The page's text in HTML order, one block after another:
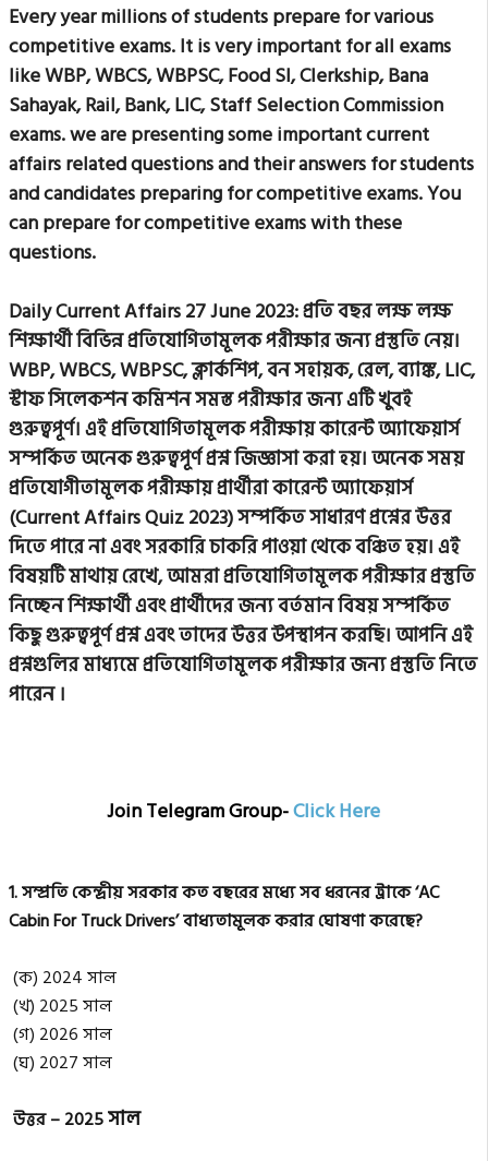
Every year millions of students prepare for various
competitive exams. It is very important for all exams
like WBP, WBCS, WBPSC, Food SI, Clerkship, Bana
Sahayak, Rail, Bank, LIC, Staff Selection Commission
exams. we are presenting some important current
affairs related questions and their answers for students
and candidates preparing for competitive exams. You
can prepare for competitive exams with these
questions.
Daily Current Affairs 27 June 2023: প্রতি বছর লক্ষ লক্ষ
শিক্ষার্থী বিভিন্ন প্রতিযোগিতামূলক পরীক্ষার জন্য প্রস্তুতি নেয়।
WBP, WBCS, WBPSC, ক্লার্কশিপ, বন সহায়ক, রেল, ব্যাঙ্ক, LIC,
স্টাফ সিলেকশন কমিশন সমস্ত পরীক্ষার জন্য এটি খুবই
গুরুত্বপূর্ণ। এই প্রতিযোগিতামূলক পরীক্ষায় কারেন্ট অ্যাফেয়ার্স
সম্পর্কিত অনেক গুরুত্বপূর্ণ প্রশ্ন জিজ্ঞাসা করা হয়। অনেক সময়
প্রতিযোগীতামূলক পরীক্ষায় প্রার্থীরা কারেন্ট অ্যাফেয়ার্স
(Current Affairs Quiz 2023) সম্পর্কিত সাধারণ প্রশ্নের উত্তর
দিতে পারে না এবং সরকারি চাকরি পাওয়া থেকে বঞ্চিত হয়। এই
বিষয়টি মাথায় রেখে, আমরা প্রতিযোগিতামূলক পরীক্ষার প্রস্তুতি
নিচ্ছেন শিক্ষার্থী এবং প্রার্থীদের জন্য বর্তমান বিষয় সম্পর্কিত
কিছু গুরুত্বপূর্ণ প্রশ্ন এবং তাদের উত্তর উপস্থাপন করছি। আপনি এই
প্রশ্নগুলির মাধ্যমে প্রতিযোগিতামূলক পরীক্ষার জন্য প্রস্তুতি নিতে
পারেন ।
Join Telegram Group-Click Here
1. সম্প্রতি কেন্দ্রীয় সরকার কত বছরের মধ্যে সব ধরনের ট্রাকে ‘AC
Cabin For Truck Drivers’ বাধ্যতামূলক করার ঘোষণা করেছে?
(ক) 2024 সাল
(খ) 2025 সাল
(গ) 2026 সাল
(ঘ) 2027 সাল
উত্তর – 2025সাল